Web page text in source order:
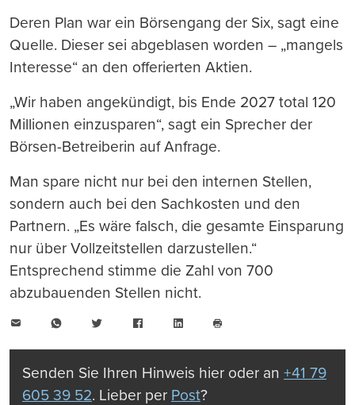
Deren Plan war ein Börsengang der Six, sagt eine
Quelle. Dieser sei abgeblasen worden – „mangels
Interesse“ an den offerierten Aktien.
„Wir haben angekündigt, bis Ende 2027 total 120
Millionen einzusparen“, sagt ein Sprecher der
Börsen-Betreiberin auf Anfrage.
Man spare nicht nur bei den internen Stellen,
sondern auch bei den Sachkosten und den
Partnern. „Es wäre falsch, die gesamte Einsparung
nur über Vollzeitstellen darzustellen.“
Entsprechend stimme die Zahl von 700
abzubauenden Stellen nicht.
WhatsAppTwitter FacebookLinkedIn
drucken
Senden Sie Ihren Hinweis hier oder an +41 79
605 39 52. Lieber per Post?